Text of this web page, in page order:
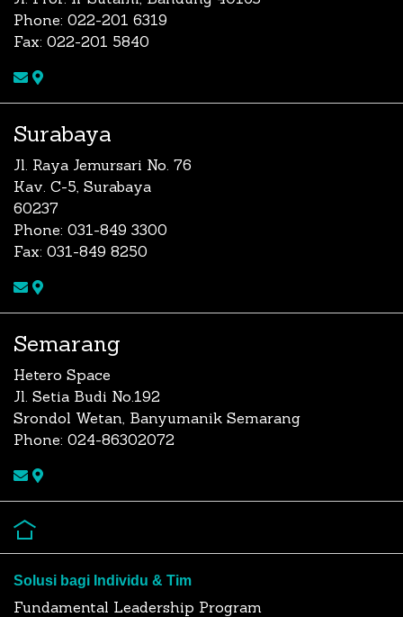
Phone: 022-201 6319
Fax: 022-201 5840
Surabaya
Jl. Raya Jemursari No. 76
Kav. C-5, Surabaya
60237
Phone: 031-849 3300
Fax: 031-849 8250
Semarang
Hetero Space
Jl. Setia Budi No.192
Srondol Wetan, Banyumanik Semarang
Phone: 024-86302072
Solusi bagi Individu & Tim
Fundamental Leadership Program